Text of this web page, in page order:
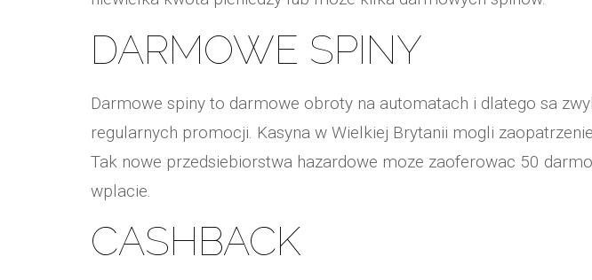
DARMOWE SPINY
Darmowe spiny to darmowe obroty na automatach i dlatego sa
regularnych promocji. Kasyna w Wielkiej Brytanii mogli
Tak nowe przedsiebiorstwa hazardowe moze zaoferowac 50
wplacie.
CASHBACK